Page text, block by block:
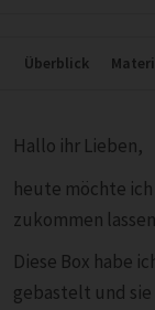
Überblick
Hallo ihr Lieben,
heute möchte
zukommen
Diese Box habe
gebastelt und